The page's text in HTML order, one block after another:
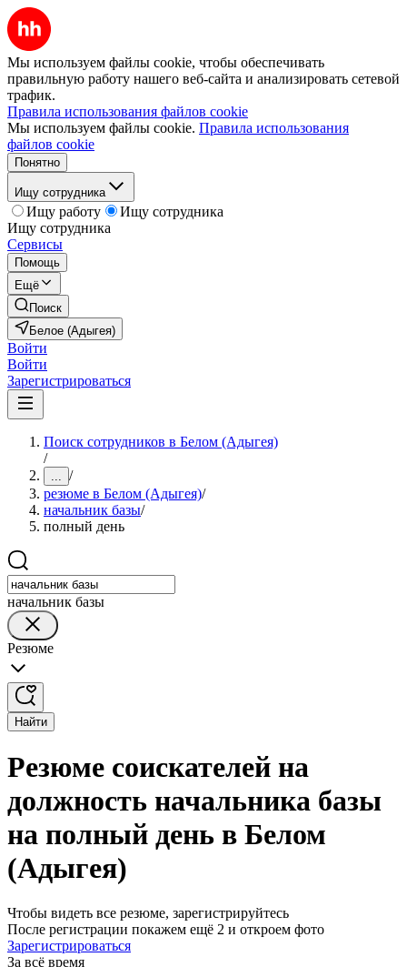
Мы используем файлы cookie, чтобы обеспечивать
правильную работу нашего веб-сайта и анализировать сетевой
трафик.
Правила использования файлов cookie
Мы используем файлы cookie. Правила использования
файлов cookie
Понятно
Ищу сотрудника
Ищу работу
Ищу сотрудника
Ищу сотрудника
Сервисы
Помощь
Ещё
Поиск
Белое (Адыгея)
Войти
Войти
Зарегистрироваться
Поиск сотрудников в Белом (Адыгея)
/
... /
резюме в Белом (Адыгея)/
начальник базы/
полный день
начальник базы
Резюме
Найти
Резюме соискателей на
должность начальника базы
на полный день в Белом
(Адыгея)
Чтобы видеть все резюме, зарегистрируйтесь
После регистрации покажем ещё 2 и откроем фото
Зарегистрироваться
За всё время